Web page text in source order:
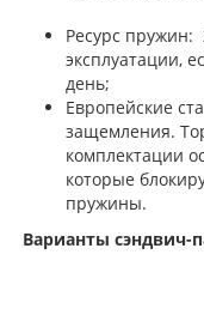
Ресурс пружин:
эксплуатации,
день;
Европейские
защемления.
комплектации
которые
пружины.
Варианты сэндвич-